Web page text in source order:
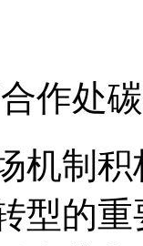
作处
机制
型的